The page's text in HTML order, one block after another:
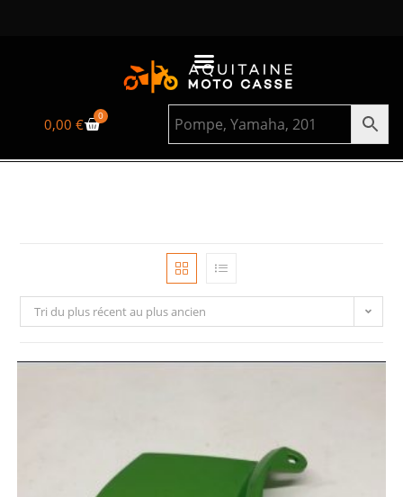
0,00€ 0
Tri du plus récent au plus ancien